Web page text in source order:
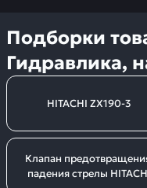
Подборки
Гидравлика,
HITACHI ZX190-3
Клапан
падения стрелы